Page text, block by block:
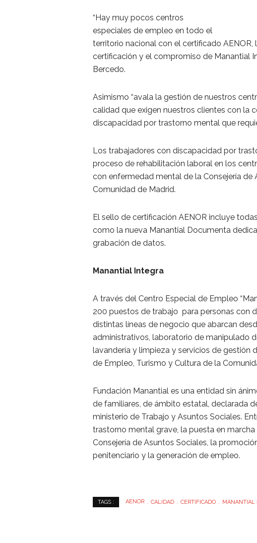
“Hay muy pocos centros
especiales de empleo en todo el
territorio nacional con el certificado
certificación y el compromiso de Manantial
Bercedo.
Asimismo “avala la gestión de nuestros
calidad que exigen nuestros clientes con la
discapacidad por trastorno mental que
Los trabajadores con discapacidad por
proceso de rehabilitación laboral en los
con enfermedad mental de la Consejería de
Comunidad de Madrid.
El sello de certificación AENOR incluye
como la nueva Manantial Documenta
grabación de datos.
Manantial Integra
A través del Centro Especial de Empleo
200 puestos de trabajo para personas con
distintas líneas de negocio que abarcan
administrativos, laboratorio de manipulado
lavandería y limpieza y servicios de gestión
de Empleo, Turismo y Cultura de la
Fundación Manantial es una entidad sin
de familiares, de ámbito estatal, declarada
ministerio de Trabajo y Asuntos Sociales.
trastorno mental grave, la puesta en
Consejería de Asuntos Sociales, la
penitenciario y la generación de empleo.
TAGS : AENOR CALIDAD CERTIFICADO MANANTIAL